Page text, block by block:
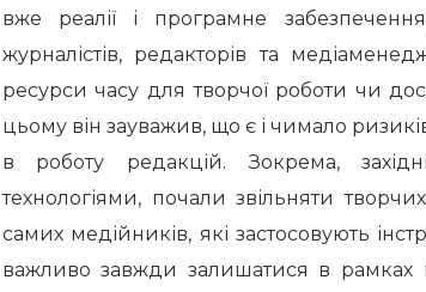
вже реалії і програмне
журналістів, редакторів та
ресурси часу для творчої роботи чи
цьому він зауважив, що є і чимало
в роботу редакцій. Зокрема,
технологіями, почали звільняти
самих медійників, які застосовують
важливо завжди залишатися в рамках